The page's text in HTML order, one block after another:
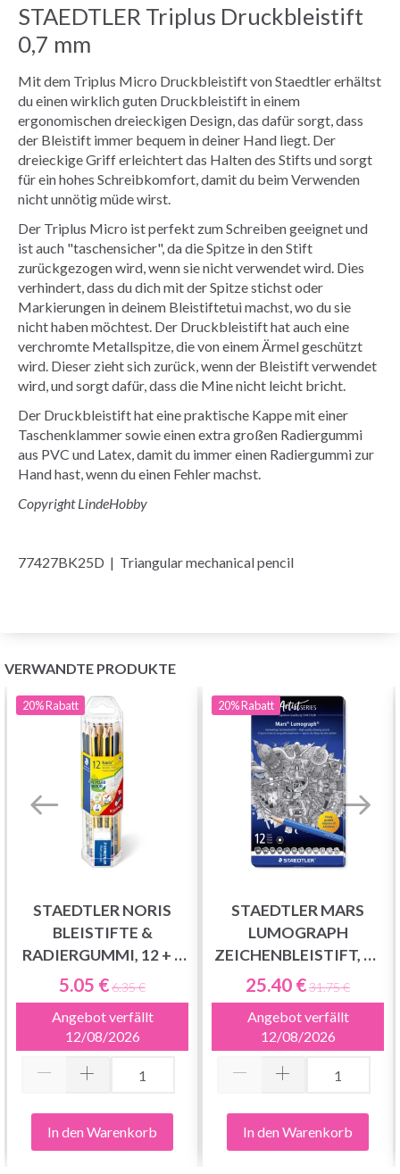
STAEDTLER Triplus Druckbleistift
0,7 mm
Mit dem Triplus Micro Druckbleistift von Staedtler erhältst
du einen wirklich guten Druckbleistift in einem
ergonomischen dreieckigen Design, das dafür sorgt, dass
der Bleistift immer bequem in deiner Hand liegt. Der
dreieckige Griff erleichtert das Halten des Stifts und sorgt
für ein hohes Schreibkomfort, damit du beim Verwenden
nicht unnötig müde wirst.
Der Triplus Micro ist perfekt zum Schreiben geeignet und
ist auch "taschensicher", da die Spitze in den Stift
zurückgezogen wird, wenn sie nicht verwendet wird. Dies
verhindert, dass du dich mit der Spitze stichst oder
Markierungen in deinem Bleistiftetui machst, wo du sie
nicht haben möchtest. Der Druckbleistift hat auch eine
verchromte Metallspitze, die von einem Ärmel geschützt
wird. Dieser zieht sich zurück, wenn der Bleistift verwendet
wird, und sorgt dafür, dass die Mine nicht leicht bricht.
Der Druckbleistift hat eine praktische Kappe mit einer
Taschenklammer sowie einen extra großen Radiergummi
aus PVC und Latex, damit du immer einen Radiergummi zur
Hand hast, wenn du einen Fehler machst.
Copyright LindeHobby
77427BK25D | Triangular mechanical pencil
VERWANDTE PRODUKTE
20%Rabatt
STAEDTLER NORIS
BLEISTIFTE &
RADIERGUMMI, 12 + 1
STCK
5.05 €6.35 €
Angebot verfällt
12/08/2026
In den Warenkorb
20%Rabatt
STAEDTLER MARS
LUMOGRAPH
ZEICHENBLEISTIFT, 12
STÜCK
25.40 €31.75 €
Angebot verfällt
12/08/2026
In den Warenkorb